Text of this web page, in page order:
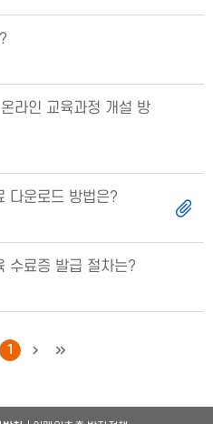
라인 교육과정 개설 방
다운로드 방법은?
수료증 발급 절차는?
1 다음마지막